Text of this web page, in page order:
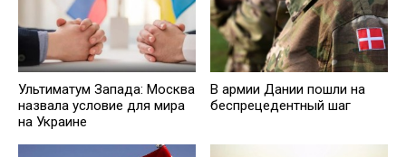
Ультиматум Запада: Москва
назвала условие для мира
на Украине
В армии Дании пошли на
беспрецедентный шаг